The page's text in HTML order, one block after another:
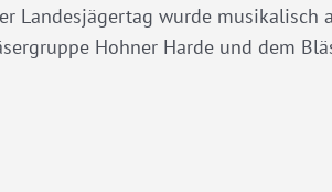
Landesjägertag wurde
Hohner Harde und dem